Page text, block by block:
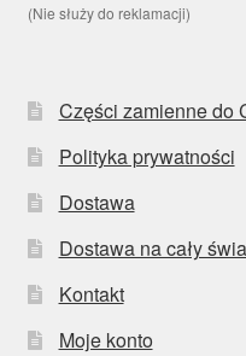
(Nie służy do reklamacji)
Części zamienne do
Polityka prywatności
Dostawa
Dostawa na cały
Kontakt
Moje konto